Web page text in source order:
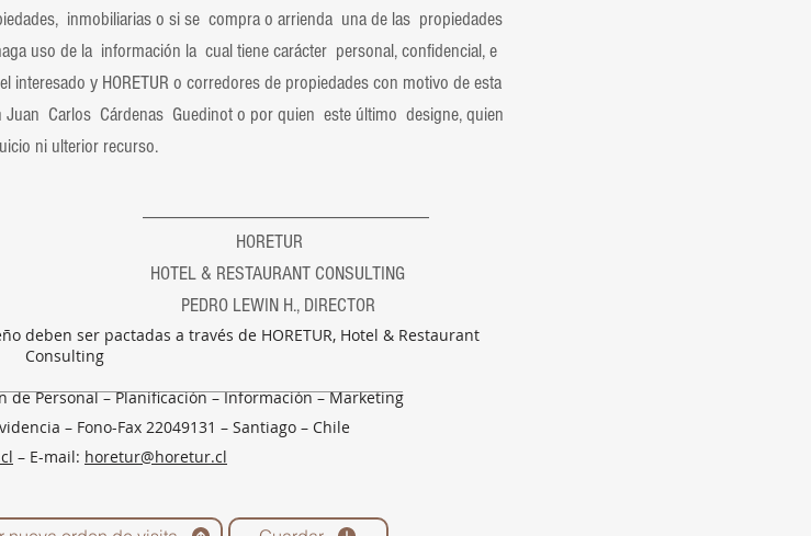
inmobiliarias o si se compra o arrienda una de las propiedades
uso de la información la cual tiene carácter personal, confidencial, e
interesado y HORETUR o corredores de propiedades con motivo de esta
Carlos Cárdenas Guedinot o por quien este último designe, quien
ni ulterior recurso.
CONSULTING
H., DIRECTOR
deben ser pactadas a través de HORETUR, Hotel & Restaurant
Consulting
de Personal – Planificación – Información – Marketing
– Fono-Fax 22049131 – Santiago – Chile
– E-mail: horetur@horetur.cl